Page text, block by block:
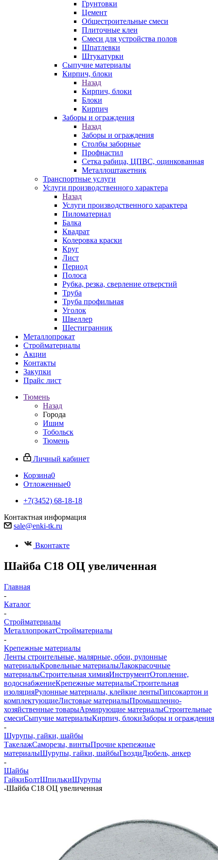
Грунтовки
Цемент
Общестроительные смеси
Плиточные клеи
Смеси для устройства полов
Шпатлевки
Штукатурки
Сыпучие материалы
Кирпич, блоки
Назад
Кирпич, блоки
Блоки
Кирпич
Заборы и ограждения
Назад
Заборы и ограждения
Столбы заборные
Профнастил
Сетка рабица, ЦПВС, оцинкованная
Металлоштакетник
Транспортные услуги
Услуги производственного характера
Назад
Услуги производственного характера
Пиломатериал
Балка
Квадрат
Колеровка краски
Круг
Лист
Период
Полоса
Рубка, резка, сверление отверстий
Труба
Труба профильная
Уголок
Швеллер
Шестигранник
Металлопрокат
Стройматериалы
Акции
Контакты
Закупки
Прайс лист
Тюмень
Назад
Города
Ишим
Тобольск
Тюмень
Личный кабинет
Корзина0
Отложенные0
+7(3452) 68-18-18
Контактная информация
sale@enki-tk.ru
Вконтакте
Шайба С18 ОЦ увеличенная
Главная
-
Каталог
-
Стройматериалы
МеталлопрокатСтройматериалы
-
Крепежные материалы
Ленты строительные, малярные, обои, рулонные
материалыКровельные материалыЛакокрасочные
материалыСтроительная химияИнструментОтопление,
водоснабжениеКрепежные материалыСтроительная
изоляцияРулонные материалы, клейкие лентыГипсокартон и
комплектующиеЛистовые материалыПромышленно-
хозяйственные товарыАрмирующие материалыСтроительные
смесиСыпучие материалыКирпич, блокиЗаборы и ограждения
-
Шурупы, гайки, шайбы
ТакелажСаморезы, винтыПрочие крепежные
материалыШурупы, гайки, шайбыГвоздиДюбель, анкер
-
Шайбы
ГайкиБолтШпилькиШурупы
-Шайба С18 ОЦ увеличенная